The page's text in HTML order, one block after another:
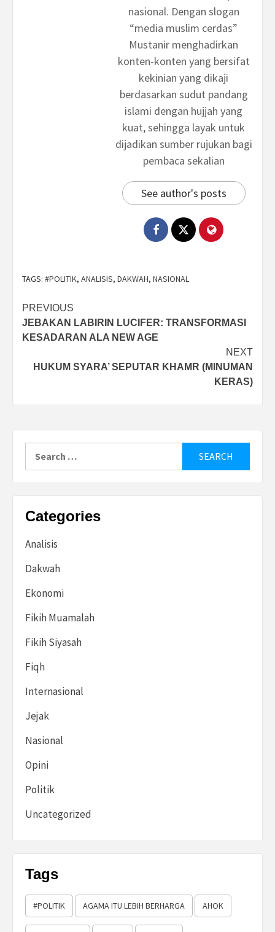
nasional. Dengan slogan
“media muslim cerdas”
Mustanir menghadirkan
konten-konten yang bersifat
kekinian yang dikaji
berdasarkan sudut pandang
islami dengan hujjah yang
kuat, sehingga layak untuk
dijadikan sumber rujukan bagi
pembaca sekalian
See author's posts
TAGS: #POLITIK, ANALISIS, DAKWAH, NASIONAL
Post
navigation
PREVIOUS
JEBAKAN LABIRIN LUCIFER: TRANSFORMASI
KESADARAN ALA NEW AGE
NEXT
HUKUM SYARA’ SEPUTAR KHAMR (MINUMAN
KERAS)
for:
Categories
Analisis
Dakwah
Ekonomi
Fikih Muamalah
Fikih Siyasah
Fiqh
Internasional
Jejak
Nasional
Opini
Politik
Uncategorized
Tags
#POLITIK AGAMA ITU LEBIH BERHARGA AHOK